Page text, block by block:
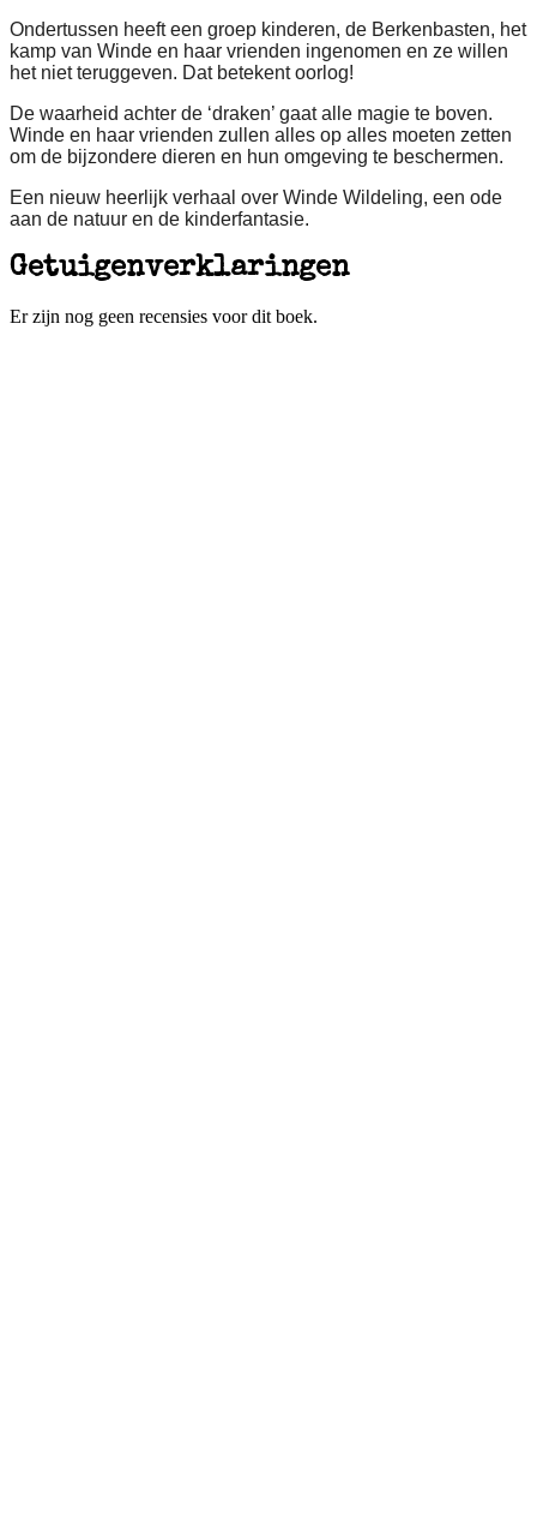
Ondertussen heeft een groep kinderen, de Berkenbasten, het
kamp van Winde en haar vrienden ingenomen en ze willen
het niet teruggeven. Dat betekent oorlog!
De waarheid achter de ‘draken’ gaat alle magie te boven.
Winde en haar vrienden zullen alles op alles moeten zetten
om de bijzondere dieren en hun omgeving te beschermen.
Een nieuw heerlijk verhaal over Winde Wildeling, een ode
aan de natuur en de kinderfantasie.
Getuigenverklaringen
Er zijn nog geen recensies voor dit boek.